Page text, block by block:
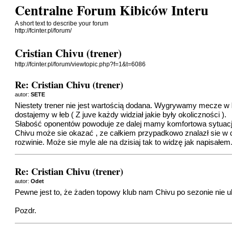
Centralne Forum Kibiców Interu
A short text to describe your forum
http://fcinter.pl/forum/
Cristian Chivu (trener)
http://fcinter.pl/forum/viewtopic.php?f=1&t=6086
Re: Cristian Chivu (trener)
autor:SETE
Niestety trener nie jest wartością dodana. Wygrywamy mecze
dostajemy w łeb ( Z juve każdy widział jakie były okoliczności ).
Słabość oponentów powoduje ze dalej mamy komfortowa
Chivu może sie okazać , ze całkiem przypadkowo znalazł sie
rozwinie. Może sie myle ale na dzisiaj tak to widzę jak napisałem.
Re: Cristian Chivu (trener)
autor:Odet
Pewne jest to, że żaden topowy klub nam Chivu po sezonie nie
Pozdr.